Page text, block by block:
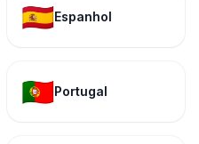
🇪🇸Espanhol
🇵🇹Portugal